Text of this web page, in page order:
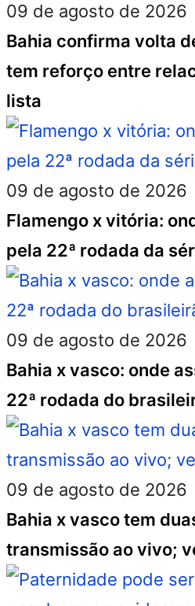
09 de agosto de 2026
Bahia confirma volta
tem reforço entre
lista
09 de agosto de 2026
Flamengo x vitória:
pela 22ª rodada da
09 de agosto de 2026
Bahia x vasco: onde
22ª rodada do
09 de agosto de 2026
Bahia x vasco tem
transmissão ao vivo;